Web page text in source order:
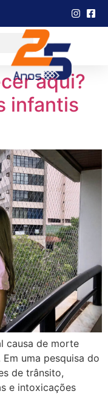
aqui?
infantis
causa de morte
uma pesquisa do
de trânsito,
e intoxicações